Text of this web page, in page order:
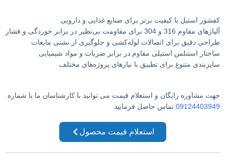
کفشور استیل با کیفیت برتر برای صنایع غذایی و دارویی
آلیاژهای مقاوم 316 و 304 برای مقاومت بی‌نظیر در برابر خوردگی و فشار
طراحی دقیق برای اتصالات لوله‌کشی و جلوگیری از نشتی مایعات
ساختار استنلس استیلی مقاوم در برابر ضربات و مواد شیمیایی
سایزبندی متنوع برای تطبیق با نیازهای پروژه‌های مختلف
جهت مشاوره رایگان و استعلام قیمت می توانید با کارشناسان ما با شماره
09124403949 تماس حاصل فرمایید
استعلام قیمت محصول